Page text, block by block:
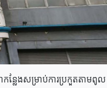
លែងសម្រាប់ការប្រកួតតាមពូល